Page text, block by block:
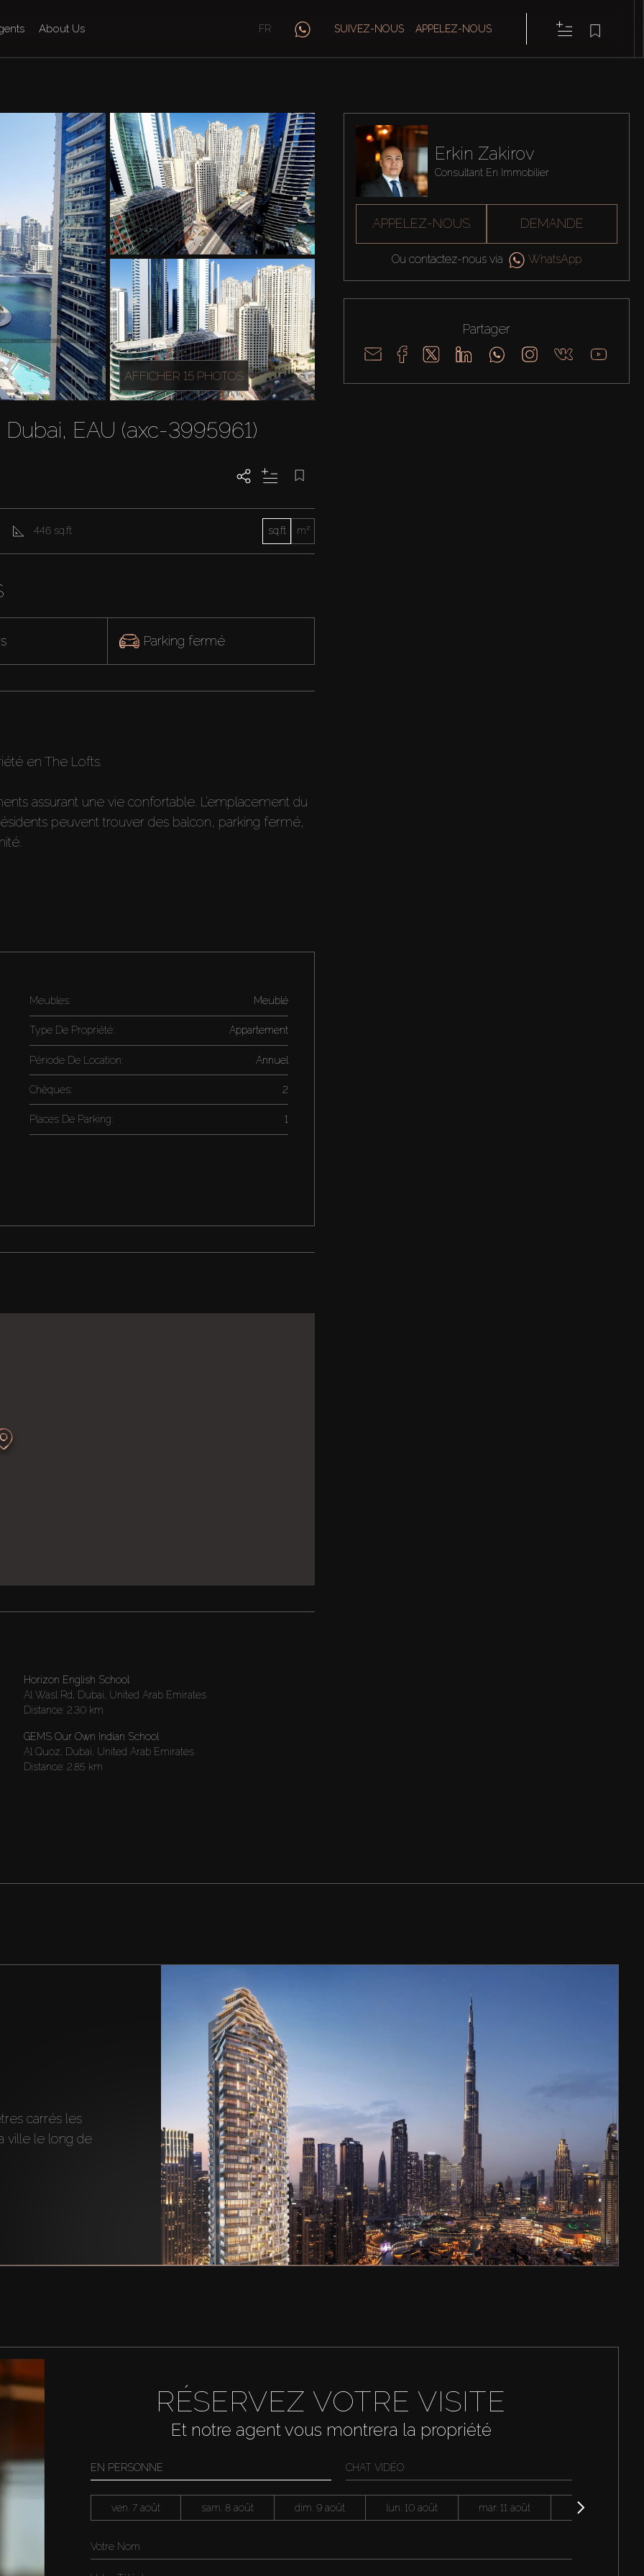
About Us FR SUIVEZ-NOUS APPELEZ-NOUS
AFFICHER 15 PHOTOS
EAU (axc-3995961)
446 sq.ft sq.ft m²
Parking fermé
en The Lofts.
assurant une vie confortable. L’emplacement du
peuvent trouver des balcon, parking fermé,
Meubles: Meublé
Type De Propriété: Appartement
Période De Location: Annuel
Chèques: 2
Places De Parking: 1
Horizon English School
Al Wasl Rd, Dubai, United Arab Emirates
Distance: 2.30 km
GEMS Our Own Indian School
Al Quoz, Dubai, United Arab Emirates
Distance: 2.85 km
Erkin Zakirov
Consultant En Immobilier
APPELEZ-NOUS DEMANDE
Ou contactez-nous via WhatsApp
Partager
carrés les
ville le long de
RÉSERVEZ VOTRE VISITE
Et notre agent vous montrera la propriété
EN PERSONNE CHAT VIDÉO
ven. 7 août sam. 8 août dim. 9 août lun. 10 août mar. 11 août mer. 12 août